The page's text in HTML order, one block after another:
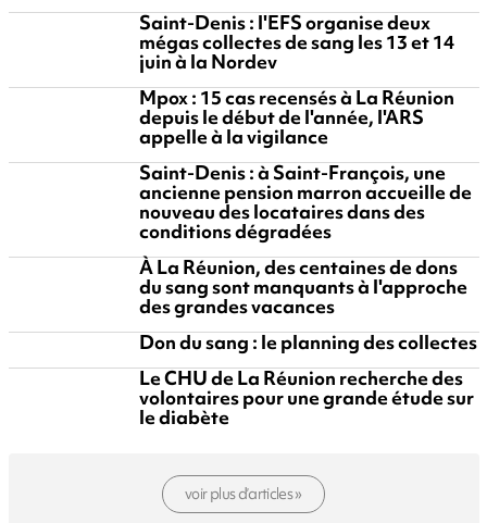
Saint-Denis : l'EFS organise deux
mégas collectes de sang les 13 et 14
juin à la Nordev
Mpox : 15 cas recensés à La Réunion
depuis le début de l'année, l'ARS
appelle à la vigilance
Saint-Denis : à Saint-François, une
ancienne pension marron accueille de
nouveau des locataires dans des
conditions dégradées
À La Réunion, des centaines de dons
du sang sont manquants à l'approche
des grandes vacances
Don du sang : le planning des collectes
Le CHU de La Réunion recherche des
volontaires pour une grande étude sur
le diabète
voir plus d’articles »